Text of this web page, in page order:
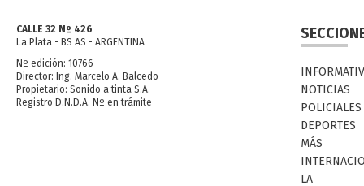
CALLE 32 Nº 426
La Plata - BS AS - ARGENTINA
Nº edición: 10766
Director: Ing. Marcelo A. Balcedo
Propietario: Sonido a tinta S.A.
Registro D.N.D.A. Nº en trámite
NOTICIAS
POLICIALES
DEPORTES
MÁS
LA